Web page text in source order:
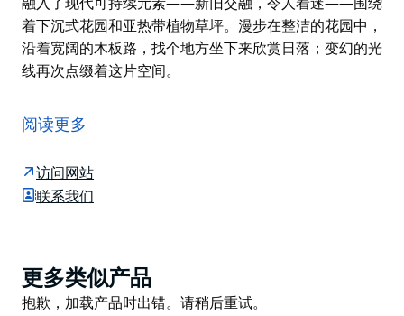
着下沉式花园和亚热带植物草坪。漫步在整洁的花园中，
沿着宽阔的木板路，找个地方坐下来欣赏日落；变幻的光
线再次点缀着这片空间。
于1815年的植物湾洛兹水坝（Lords Dam）抽取的水。
在退役并废弃后，它恢复了昔日的辉煌，成为一个免费的
多层公园，保留了修复后的原始水库风貌，现已被列入新
南威尔士州遗产名录。
新旧交融，令人着迷——围绕着下沉式花园和亚热带植物
草坪。漫步在整洁的花园中，沿着宽阔的木板路，找个地
阅读更多
访问网站
联系我们
Product
List
更多类似产品
Product
抱歉，加载产品时出错。请稍后重试。